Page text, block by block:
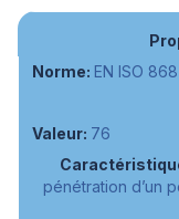
EN ISO 868
76
pénétration d’un